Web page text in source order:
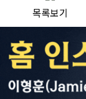
목록보기